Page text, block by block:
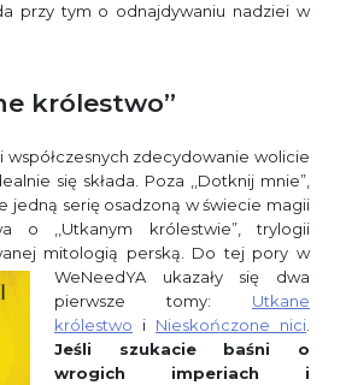
przy tym o odnajdywaniu nadziei w
królestwo”
zdecydowanie wolicie
się składa. Poza ,,Dotknij mnie”,
jedną serię osadzoną w świecie magii
o ,,Utkanym królestwie”, trylogii
mitologią perską. Do tej pory w
WeNeedYA ukazały się dwa
pierwsze tomy:
Utkane
królestwo i Nieskończone nici.
Jeśli szukacie baśni o
wrogich imperiach i